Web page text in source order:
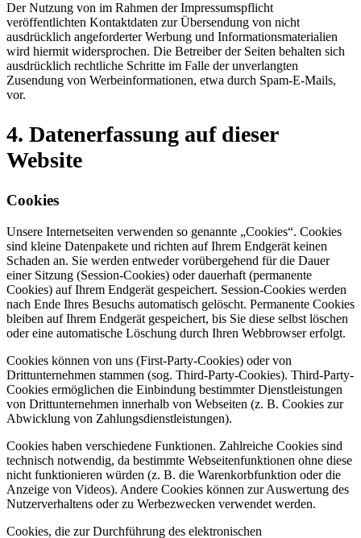
Der Nutzung von im Rahmen der Impressumspflicht
veröffentlichten Kontaktdaten zur Übersendung von nicht
ausdrücklich angeforderter Werbung und Informationsmaterialien
wird hiermit widersprochen. Die Betreiber der Seiten behalten sich
ausdrücklich rechtliche Schritte im Falle der unverlangten
Zusendung von Werbeinformationen, etwa durch Spam-E-Mails,
vor.
4. Datenerfassung auf dieser
Website
Cookies
Unsere Internetseiten verwenden so genannte „Cookies“. Cookies
sind kleine Datenpakete und richten auf Ihrem Endgerät keinen
Schaden an. Sie werden entweder vorübergehend für die Dauer
einer Sitzung (Session-Cookies) oder dauerhaft (permanente
Cookies) auf Ihrem Endgerät gespeichert. Session-Cookies werden
nach Ende Ihres Besuchs automatisch gelöscht. Permanente Cookies
bleiben auf Ihrem Endgerät gespeichert, bis Sie diese selbst löschen
oder eine automatische Löschung durch Ihren Webbrowser erfolgt.
Cookies können von uns (First-Party-Cookies) oder von
Drittunternehmen stammen (sog. Third-Party-Cookies). Third-Party-
Cookies ermöglichen die Einbindung bestimmter Dienstleistungen
von Drittunternehmen innerhalb von Webseiten (z. B. Cookies zur
Abwicklung von Zahlungsdienstleistungen).
Cookies haben verschiedene Funktionen. Zahlreiche Cookies sind
technisch notwendig, da bestimmte Webseitenfunktionen ohne diese
nicht funktionieren würden (z. B. die Warenkorbfunktion oder die
Anzeige von Videos). Andere Cookies können zur Auswertung des
Nutzerverhaltens oder zu Werbezwecken verwendet werden.
Cookies, die zur Durchführung des elektronischen